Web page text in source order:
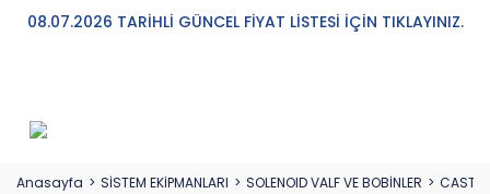
08.07.2026 TARİHLİ GÜNCEL FİYAT LİSTESİ İÇİN TIKLAYINIZ.
Anasayfa SİSTEM EKİPMANLARI SOLENOID VALF VE BOBİNLER